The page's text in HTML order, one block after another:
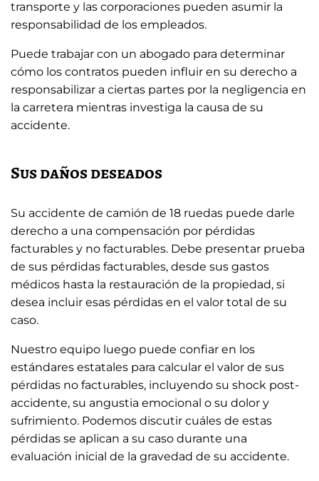
transporte y las corporaciones pueden asumir la
responsabilidad de los empleados.
Puede trabajar con un abogado para determinar
cómo los contratos pueden influir en su derecho a
responsabilizar a ciertas partes por la negligencia en
la carretera mientras investiga la causa de su
accidente.
Sus daños deseados
Su accidente de camión de 18 ruedas puede darle
derecho a una compensación por pérdidas
facturables y no facturables. Debe presentar prueba
de sus pérdidas facturables, desde sus gastos
médicos hasta la restauración de la propiedad, si
desea incluir esas pérdidas en el valor total de su
caso.
Nuestro equipo luego puede confiar en los
estándares estatales para calcular el valor de sus
pérdidas no facturables, incluyendo su shock post-
accidente, su angustia emocional o su dolor y
sufrimiento. Podemos discutir cuáles de estas
pérdidas se aplican a su caso durante una
evaluación inicial de la gravedad de su accidente.